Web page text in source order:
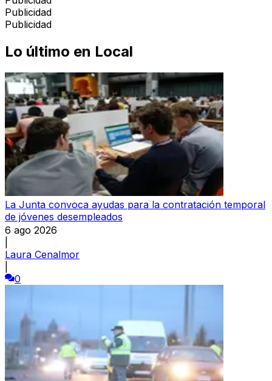
Publicidad
Publicidad
Lo último en Local
La Junta convoca ayudas para la contratación temporal
de jóvenes desempleados
6 ago 2026
Laura Cenalmor
0